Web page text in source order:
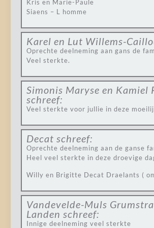
Kris en Marie-Paule
Siaens – L homme
Karel en Lut Willems-
Oprechte deelneming aan gans de
Veel sterkte.
Simonis Maryse en Kamiel
schreef:
Veel sterkte voor jullie in deze
Decat schreef:
Oprechte deelneming aan de ganse
Heel veel sterkte in deze droevige
Willy en Brigitte Decat Draelants (
Vandevelde-Muls
Landen schreef:
Innige deelneming veel sterkte